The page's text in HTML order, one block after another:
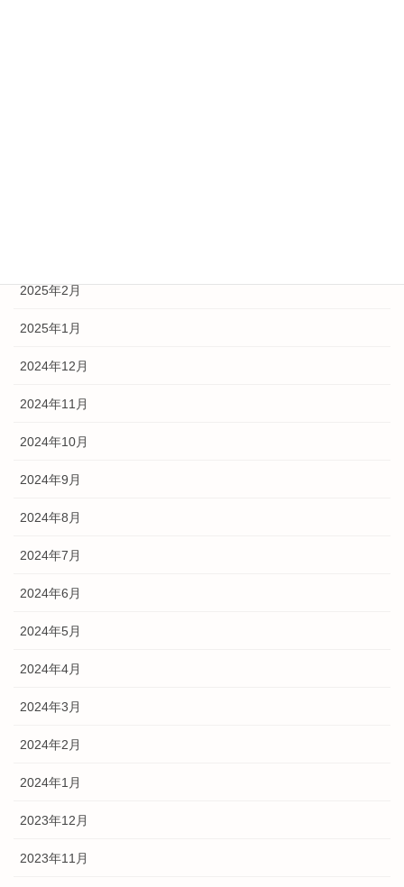
2025年2月
2025年1月
2024年12月
2024年11月
2024年10月
2024年9月
2024年8月
2024年7月
2024年6月
2024年5月
2024年4月
2024年3月
2024年2月
2024年1月
2023年12月
2023年11月